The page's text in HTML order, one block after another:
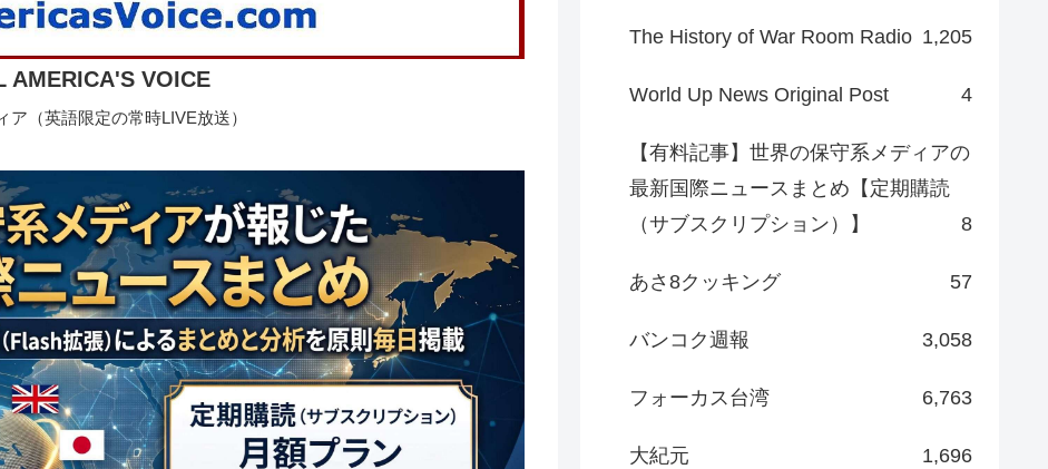
AMERICA'S VOICE
ア（英語限定の常時LIVE放送）
The History of War Room Radio 1,205
World Up News Original Post 4
【有料記事】世界の保守系メディアの
最新国際ニュースまとめ【定期購読
（サブスクリプション）】
8
あさ8クッキング 57
バンコク週報 3,058
フォーカス台湾 6,763
大紀元 1,696